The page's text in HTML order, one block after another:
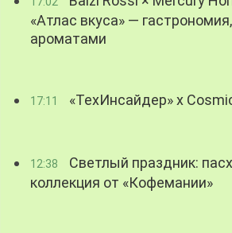
«Атлас вкуса» —
ароматами
17:11 «ТехИнсайдер» х
12:38
Светлый праздник:
коллекция от «Кофемании»